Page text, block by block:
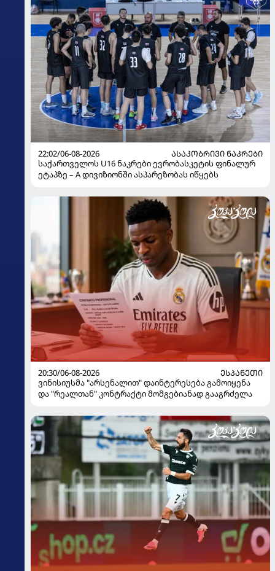
22:02/06-08-2026
ᲐᲡᲐᲙᲝᲑᲠᲘᲕᲘ ᲜᲐᲙᲠᲔᲑᲘ
საქართველოს U16 ნაკრები ევრობასკეტის ფინალურ
ეტაპზე – A დივიზიონში ასპარეზობას იწყებს
20:30/06-08-2026
ᲔᲡᲞᲐᲜᲔᲗᲘ
ვინისიუსმა "არსენალით" დაინტერესება გამოიყენა
და "რეალთან" კონტრაქტი მომგებიანად გააგრძელა